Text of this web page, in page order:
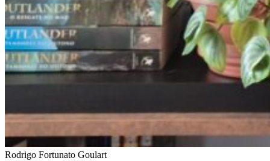
Rodrigo Fortunato Goulart